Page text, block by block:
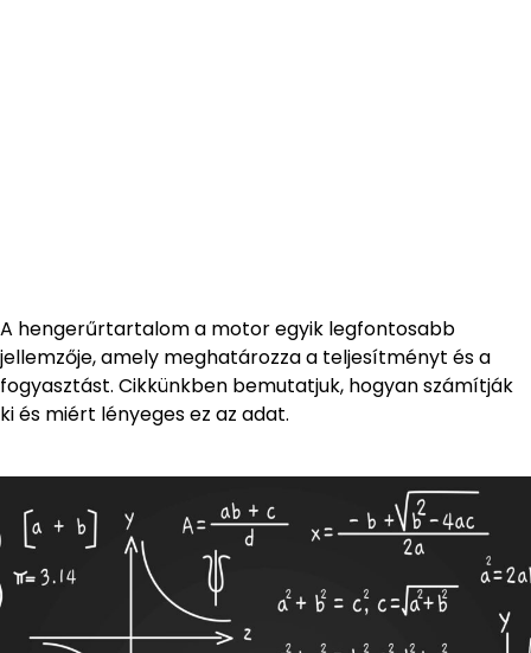
A hengerűrtartalom a motor egyik legfontosabb
jellemzője, amely meghatározza a teljesítményt és a
fogyasztást. Cikkünkben bemutatjuk, hogyan számítják
ki és miért lényeges ez az adat.